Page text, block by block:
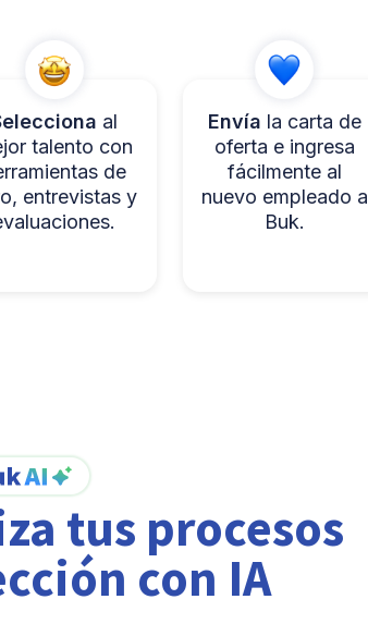
al
talento con
de
entrevistas y
Envía la carta de
oferta e ingresa
fácilmente al
nuevo empleado a
Buk.
tus procesos
con IA